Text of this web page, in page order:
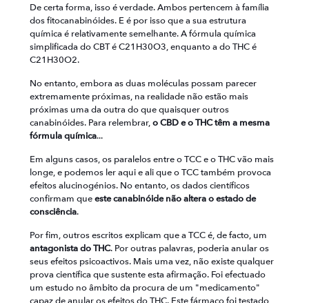
De certa forma, isso é verdade. Ambos pertencem à família
dos fitocanabinóides. E é por isso que a sua estrutura
química é relativamente semelhante. A fórmula química
simplificada do CBT é C21H30O3, enquanto a do THC é
C21H30O2.
No entanto, embora as duas moléculas possam parecer
extremamente próximas, na realidade não estão mais
próximas uma da outra do que quaisquer outros
canabinóides. Para relembrar,o CBD e o THC têm a mesma
fórmula química...
Em alguns casos, os paralelos entre o TCC e o THC vão mais
longe, e podemos ler aqui e ali que o TCC também provoca
efeitos alucinogénios. No entanto, os dados científicos
confirmam queeste canabinóide não altera o estado de
consciência.
Por fim, outros escritos explicam que a TCC é, de facto, um
antagonista do THC. Por outras palavras, poderia anular os
seus efeitos psicoactivos. Mais uma vez, não existe qualquer
prova científica que sustente esta afirmação. Foi efectuado
um estudo no âmbito da procura de um "medicamento"